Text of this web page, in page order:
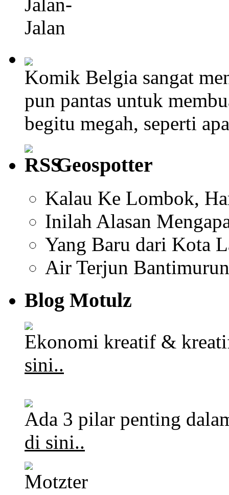
Komik Belgia sangat
pun pantas untuk
begitu megah, seperti
Geospotter
Kalau Ke Lombok,
Inilah Alasan
Yang Baru dari Kota
Air Terjun
Blog Motulz
Ekonomi kreatif &
sini..
Ada 3 pilar penting
di sini..